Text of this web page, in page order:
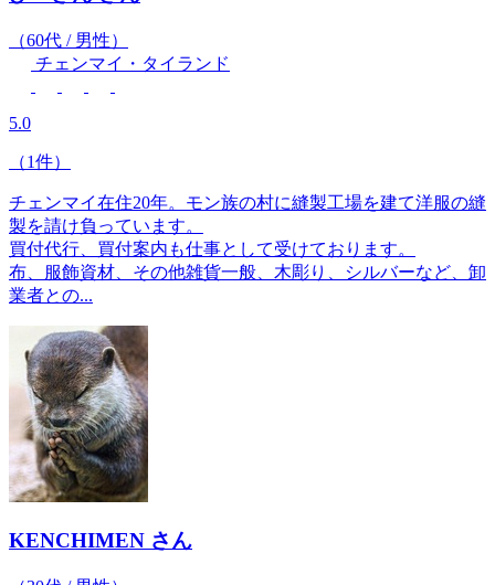
（60代 / 男性）
チェンマイ・タイランド
5.0
（1件）
チェンマイ在住20年。モン族の村に縫製工場を建て洋服の縫
製を請け負っています。
買付代行、買付案内も仕事として受けております。
布、服飾資材、その他雑貨一般、木彫り、シルバーなど、卸
業者との...
KENCHIMEN さん